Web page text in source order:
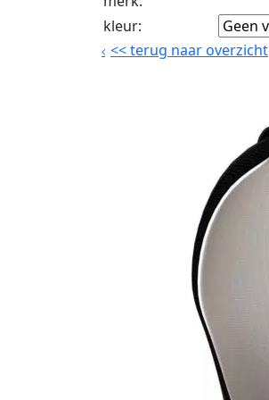
kleur:
<<terug naar overzicht